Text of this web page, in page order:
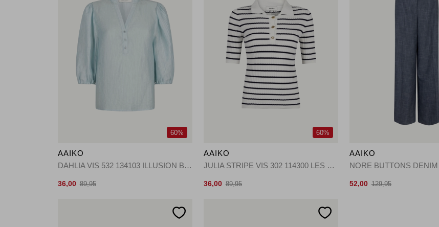
60%
AAIKO
DAHLIA VIS 532 134103 ILLUSION BLUE
36,00 89,95
60%
AAIKO
JULIA STRIPE VIS 302 114300 LES BLANCS
36,00 89,95
AAIKO
52,00 129,95